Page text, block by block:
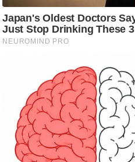
/
फै
श
नु
स्खे
प